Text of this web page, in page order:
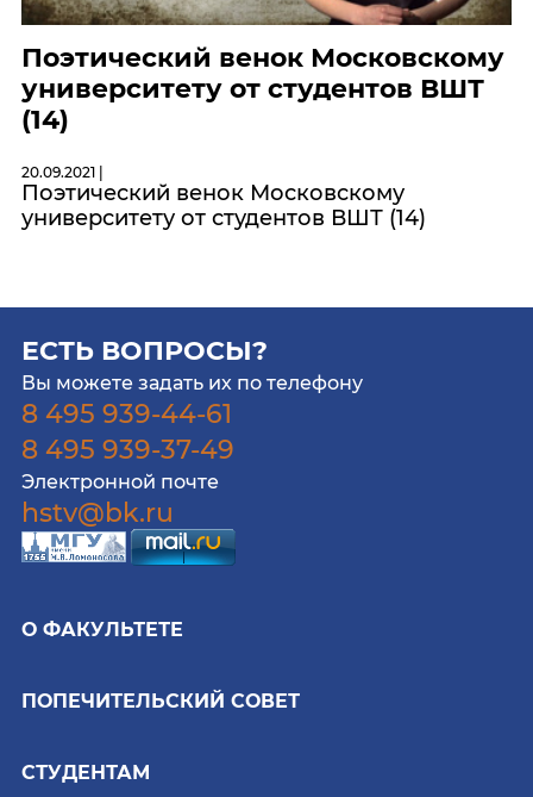
Поэтический венок Московскому
университету от студентов ВШТ
(14)
20.09.2021 |
Поэтический венок Московскому
университету от студентов ВШТ (14)
ЕСТЬ ВОПРОСЫ?
Вы можете задать их по телефону
8 495 939-44-61
8 495 939-37-49
Электронной почте
hstv@bk.ru
О ФАКУЛЬТЕТЕ
ПОПЕЧИТЕЛЬСКИЙ СОВЕТ
СТУДЕНТАМ